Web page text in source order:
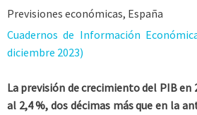
Previsiones económicas, España
Cuadernos de Información
diciembre 2023)
La previsión de crecimiento del PIB en
al 2,4 %, dos décimas más que en la